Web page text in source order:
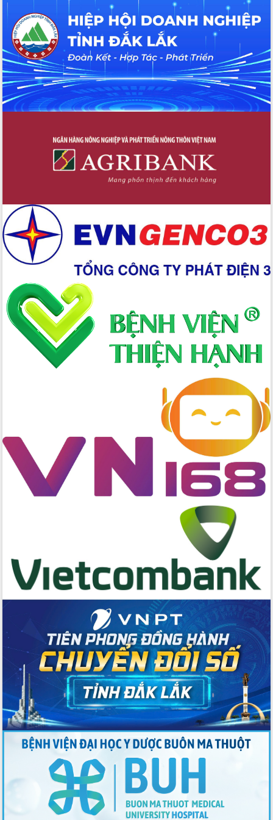
hiện nhiệm vụ quản lý tài sản công
hàng tuần
Tháo gỡ những vướng mắc, đẩy mạnh
công tác cải cách thủ tục hành chính
tại Trung tâm Phục vụ hành chính
công tỉnh
Đắk Lắk: Tôn vinh 46 giải pháp tại Hội
thi Sáng tạo Kỹ thuật 2024 - 2025
Đắk Lắk rà soát, điều chỉnh Đề án 190
Phó Chủ tịch UBND tỉnh Đắk Lắk
Trương Công Thái kiểm tra thực địa
Dự án cao tốc Khánh Hòa - Buôn Ma
sản sống” trong dòng chảy toàn cầu
Xây dựng nông thôn mới: Nâng cao đời
sống người dân từ những mô hình thiết
Quyết liệt tháo gỡ vướng mắc, đẩy
nhanh tiến độ các dự án trọng điểm
trong Khu kinh tế Nam Phú Yên
Hòn Yến phát triển du lịch gắn với bảo
tồn biển
Lấy ý kiến điều chỉnh Quy hoạch tỉnh
Đắk Lắk thời kỳ 2021-2030, tầm nhìn
đến năm 2050
Phát động chiến dịch 30 ngày đêm
Đắk Lắk ký kết thỏa thuận hợp tác về
chuyển đổi số giai đoạn 2026 – 2030
với Tập đoàn Bưu chính Viễn thông
Việt Nam
Thứ trưởng Bộ Y tế làm việc với tỉnh
liệu và Bản đồ số
Tập huấn ứng dụng trí tuệ nhân tạo (AI)
trong thương mại điện tử năm 2026
Đoàn đại biểu Quốc hội tỉnh Đắk Lắk
trao đổi thông tin trước Kỳ họp thứ
nhất, Quốc hội khóa XVI
Quyết liệt cải cách hành chính, khơi
thông nguồn lực phát triển
Nâng cao hiệu lực, hiệu quả HĐND
tỉnh thông qua hiện đại hóa hành chính
Xã Ea Phê gắn cải cách hành chính với
chuyển đổi số
Phó Chủ tịch Thường trực UBND tỉnh
Hồ Thị Nguyên Thảo làm việc tại Trung
tâm Phục vụ hành chính công xã Ea
Xây dựng nền hành chính số đồng
hành cùng nông dân dân, doanh nghiệp
Giai đoạn 2026-2030, Đắk Lắk phấn